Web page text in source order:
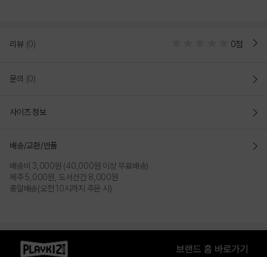
BLACK
리뷰 (0) 0점
문의 (0)
사이즈 정보
배송/교환/반품
배송비 3,000원 (40,000원 이상 무료배송)
제주 5,000원, 도서산간 8,000원
총알배송(오전 10시까지 주문 시)